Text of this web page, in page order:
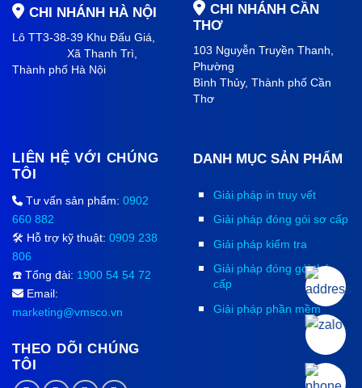
CHI NHÁNH HÀ NỘI
Lô TT3-38-39 Khu Đấu Giá,
Xã Thanh Trì,
Thành phố Hà Nội
CHI NHÁNH CẦN
THƠ
103 Nguyễn Truyền Thanh,
Phường
Bình Thủy, Thành phố Cần
Thơ
LIÊN HỆ VỚI CHÚNG
TÔI
Tư vấn sản phẩm: 0902
660 882
🛠️ Hỗ trợ kỹ thuật: 0909 238
806
☎️ Tổng đài: 1900 54 54 72
Email:
marketing@vmsco.vn
THEO DÕI CHÚNG
TÔI
DANH MỤC SẢN PHẨM
Giải pháp in truy vết
Giải pháp đóng gói sơ cấp
Giải pháp kiểm tra
Giải pháp đóng gói thứ
cấp
Giải pháp phần mềm